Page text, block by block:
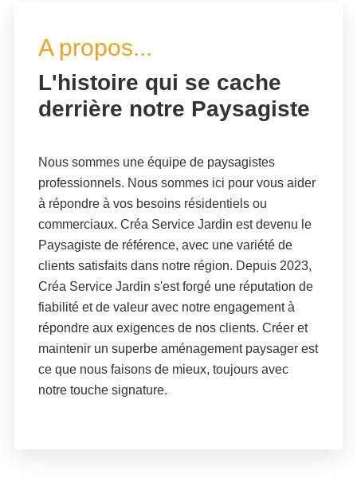
A propos...
L'histoire qui se cache
derrière notre Paysagiste
Nous sommes une équipe de paysagistes
professionnels. Nous sommes ici pour vous aider
à répondre à vos besoins résidentiels ou
commerciaux. Créa Service Jardin est devenu le
Paysagiste de référence, avec une variété de
clients satisfaits dans notre région. Depuis 2023,
Créa Service Jardin s'est forgé une réputation de
fiabilité et de valeur avec notre engagement à
répondre aux exigences de nos clients. Créer et
maintenir un superbe aménagement paysager est
ce que nous faisons de mieux, toujours avec
notre touche signature.